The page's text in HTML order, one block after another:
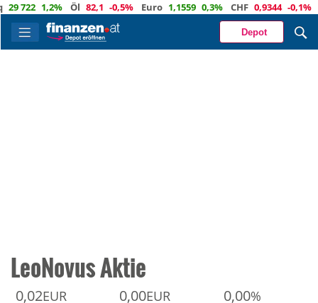
1,2% Öl 82,1 -0,5% Euro 1,1559 0,3% CHF 0,9344 -0,1% Gold
Depot
LeoNovus Aktie
0,02EUR 0,00EUR 0,00%